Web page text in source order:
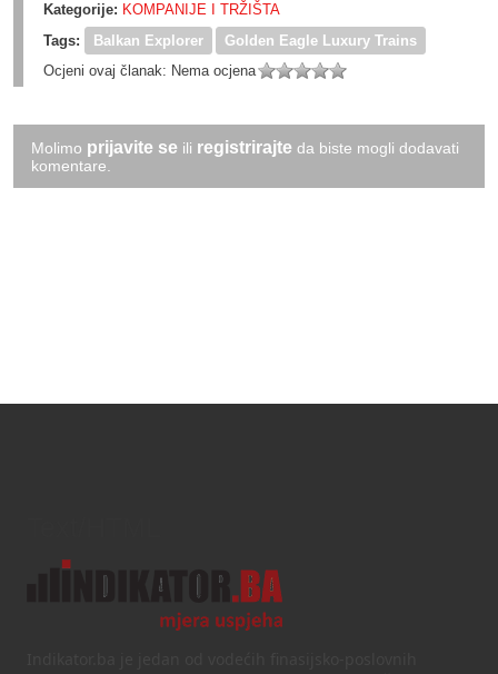
Kategorije: KOMPANIJE I TRŽIŠTA
Tags:
Balkan Explorer
Golden Eagle Luxury Trains
Ocjeni ovaj članak: Nema ocjena
Molimo prijavite se ili registrirajte da biste mogli dodavati
komentare.